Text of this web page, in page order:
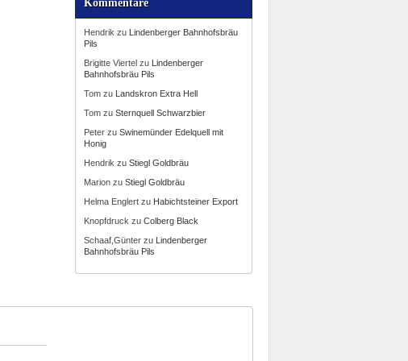
Kommentare
Hendrik zu Lindenberger Bahnhofsbräu
Pils
Brigitte Viertel zu Lindenberger
Bahnhofsbräu Pils
Tom zu Landskron Extra Hell
Tom zuSternquell Schwarzbier
Peter zuSwinemünder Edelquell mit
Honig
Hendrik zuStiegl Goldbräu
Marion zuStiegl Goldbräu
Helma Englert zu Habichtsteiner Export
Knopfdruck zuColberg Black
Schaaf,Günter zu Lindenberger
Bahnhofsbräu Pils